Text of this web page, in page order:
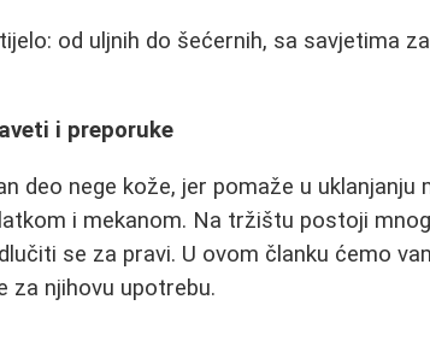
od uljnih do šećernih, sa savjetima
i preporuke
deo nege kože, jer pomaže u uklanjanju
i mekanom. Na tržištu postoji
se za pravi. U ovom članku ćemo
za njihovu upotrebu.